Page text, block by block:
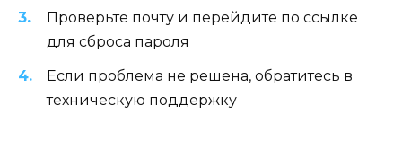
Проверьте почту и перейдите по ссылке
для сброса пароля
Если проблема не решена, обратитесь в
техническую поддержку